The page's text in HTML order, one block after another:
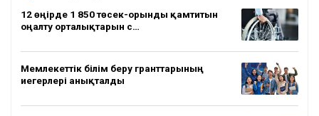
12 өңірде 1 850 төсек-орынды қамтитын
оңалту орталықтарын с…
Мемлекеттік білім беру гранттарының
иегерлері анықталды